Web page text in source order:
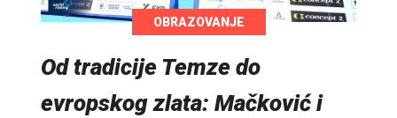
OBRAZOVANJE
Od tradicije Temze do
evropskog zlata: Mačković i